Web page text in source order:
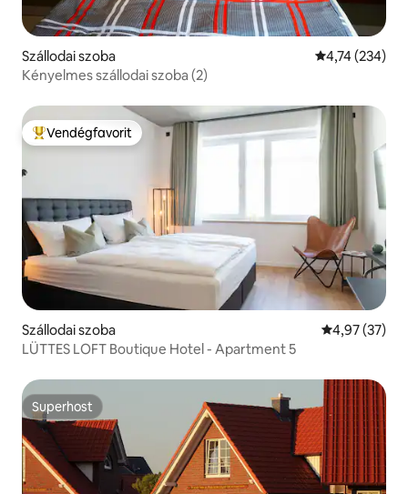
Szállodai szoba Átlagos
4,74 (234)
Kényelmes szállodai szoba (2)
Kiemelt vendégfavorit
Vendégfavorit
Szállodai szoba Átlagos
4,97 (37)
LÜTTES LOFT Boutique Hotel - Apartment 5
Superhost
Superhost